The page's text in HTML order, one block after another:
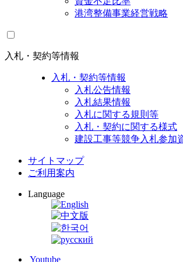
港湾整備事業経営戦略
入札・契約等情報
入札・契約等情報
入札公告情報
入札結果情報
入札に関する規則等
入札・契約に関する様式
建設工事等競争入札参加
サイトマップ
ご利用案内
Language
Youtube